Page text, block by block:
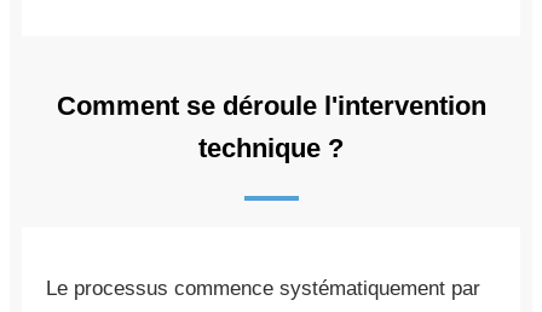
Comment se déroule l'intervention
technique ?
Le processus commence systématiquement par